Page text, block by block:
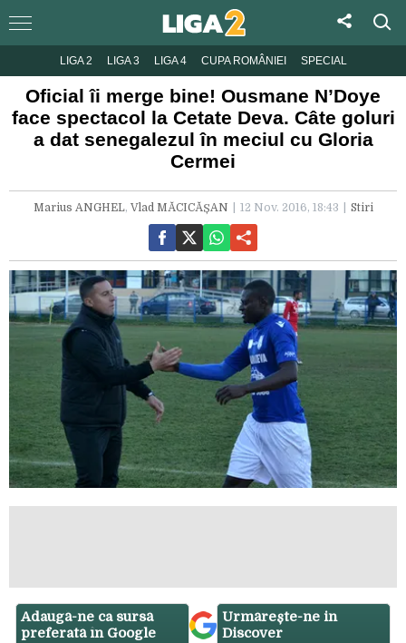
LIGA 2 LIGA 3 LIGA 4 CUPA ROMÂNIEI SPECIAL
Oficial îi merge bine! Ousmane N’Doye
face spectacol la Cetate Deva. Câte goluri
a dat senegalezul în meciul cu Gloria
Cermei
Marius ANGHEL, Vlad MĂCICĂȘAN 12 Nov. 2016, 18:43 Stiri
Adaugă-ne ca sursă
preferată în Google
Urmărește-ne in
Discover